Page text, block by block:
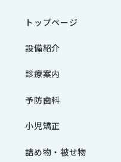
トップページ
設備紹介
診療案内
予防歯科
小児矯正
詰め物・被せ物